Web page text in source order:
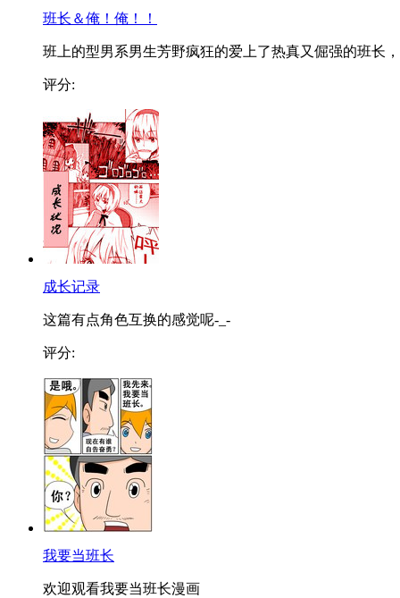
班长＆俺！俺！！
班上的型男系男生芳野疯狂的爱上了热真又倔强的班长
评分:
成长记录
这篇有点角色互换的感觉呢-_-
评分:
我要当班长
欢迎观看我要当班长漫画